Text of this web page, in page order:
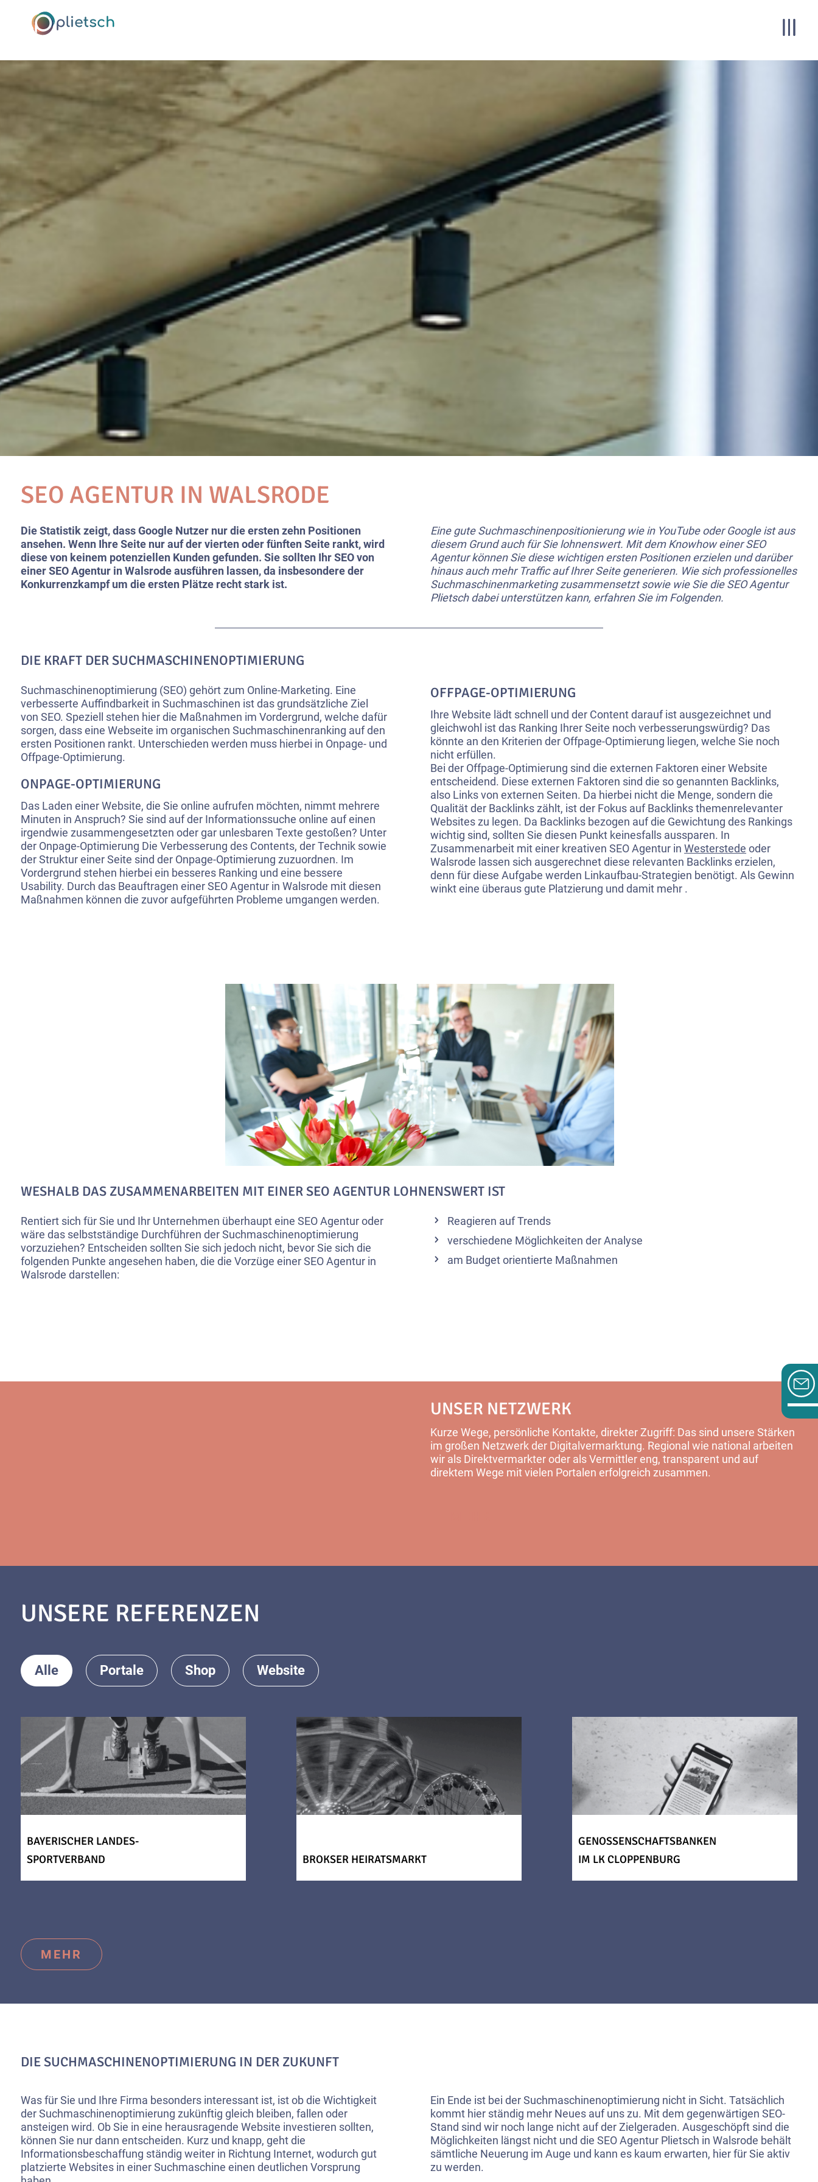
SEO AGENTUR IN WALSRODE
Die Statistik zeigt, dass Google Nutzer nur die ersten zehn Positionen
ansehen. Wenn Ihre Seite nur auf der vierten oder fünften Seite rankt, wird
diese von keinem potenziellen Kunden gefunden. Sie sollten Ihr SEO von
einer SEO Agentur in Walsrode ausführen lassen, da insbesondere der
Konkurrenzkampf um die ersten Plätze recht stark ist.
Eine gute Suchmaschinenpositionierung wie in YouTubeoder Google ist aus
diesem Grund auch für Sie lohnenswert. Mit dem Knowhow einer SEO
Agentur können Sie diese wichtigen ersten Positionen erzielen und darüber
hinaus auch mehr Traffic auf Ihrer Seite generieren. Wie sich professionelles
Suchmaschinenmarketing zusammensetzt sowie wie Sie die SEO Agentur
Plietsch dabei unterstützen kann, erfahren Sie im Folgenden.
DIE KRAFT DER SUCHMASCHINENOPTIMIERUNG
Suchmaschinenoptimierung (SEO) gehört zum Online-Marketing. Eine
verbesserte Auffindbarkeit in Suchmaschinen ist das grundsätzliche Ziel
von SEO. Speziell stehen hier die Maßnahmen im Vordergrund, welche dafür
sorgen, dass eine Webseite im organischen Suchmaschinenranking auf den
ersten Positionen rankt. Unterschieden werden muss hierbei in Onpage- und
Offpage-Optimierung.
ONPAGE-OPTIMIERUNG
Das Laden einer Website, die Sie online aufrufen möchten, nimmt mehrere
Minuten in Anspruch? Sie sind auf der Informationssuche online auf einen
irgendwie zusammengesetzten oder gar unlesbaren Texte gestoßen? Unter
der Onpage-Optimierung Die Verbesserung des Contents, der Technik sowie
der Struktur einer Seite sind der Onpage-Optimierung zuzuordnen. Im
Vordergrund stehen hierbei ein besseres Ranking und eine bessere
Usability. Durch das Beauftragen einer SEO Agentur in Walsrode mit diesen
Maßnahmen können die zuvor aufgeführten Probleme umgangen werden.
OFFPAGE-OPTIMIERUNG
Ihre Website lädt schnell und der Content darauf ist ausgezeichnet und
gleichwohl ist das Ranking Ihrer Seite noch verbesserungswürdig? Das
könnte an den Kriterien der Offpage-Optimierung liegen, welche Sie noch
nicht erfüllen.
Bei der Offpage-Optimierung sind die externen Faktoren einer Website
entscheidend. Diese externen Faktoren sind die so genannten Backlinks,
also Links von externen Seiten. Da hierbei nicht die Menge, sondern die
Qualität der Backlinks zählt, ist der Fokus auf Backlinks themenrelevanter
Websites zu legen. Da Backlinks bezogen auf die Gewichtung des Rankings
wichtig sind, sollten Sie diesen Punkt keinesfalls aussparen. In
Zusammenarbeit mit einer kreativen SEO Agentur inWesterstede oder
Walsrode lassen sich ausgerechnet diese relevanten Backlinks erzielen,
denn für diese Aufgabe werden Linkaufbau-Strategien benötigt. Als Gewinn
winkt eine überaus gute Platzierung und damit mehr .
WESHALB DAS ZUSAMMENARBEITEN MIT EINER SEO AGENTUR LOHNENSWERT IST
Rentiert sich für Sie und Ihr Unternehmen überhaupt eine SEO Agentur oder
wäre das selbstständige Durchführen der Suchmaschinenoptimierung
vorzuziehen? Entscheiden sollten Sie sich jedoch nicht, bevor Sie sich die
folgenden Punkte angesehen haben, die die Vorzüge einer SEO Agentur in
Walsrode darstellen:
Reagieren auf Trends
verschiedene Möglichkeiten der Analyse
am Budget orientierte Maßnahmen
UNSER NETZWERK
Kurze Wege, persönliche Kontakte, direkter Zugriff: Das sind unsere Stärken
im großen Netzwerk der Digitalvermarktung. Regional wie national arbeiten
wir als Direktvermarkter oder als Vermittler eng, transparent und auf
direktem Wege mit vielen Portalen erfolgreich zusammen.
UNSERE REFERENZEN
Alle Portale Shop Website
BAYERISCHER LANDES-
SPORTVERBAND
BROKSER HEIRATSMARKT
GENOSSENSCHAFTSBANKEN
IM LK CLOPPENBURG
MEHR
DIE SUCHMASCHINENOPTIMIERUNG IN DER ZUKUNFT
Was für Sie und Ihre Firma besonders interessant ist, ist ob die Wichtigkeit
der Suchmaschinenoptimierung zukünftig gleich bleiben, fallen oder
ansteigen wird. Ob Sie in eine herausragende Website investieren sollten,
können Sie nur dann entscheiden. Kurz und knapp, geht die
Informationsbeschaffung ständig weiter in Richtung Internet, wodurch gut
platzierte Websites in einer Suchmaschine einen deutlichen Vorsprung
Ein Ende ist bei der Suchmaschinenoptimierung nicht in Sicht. Tatsächlich
kommt hier ständig mehr Neues auf uns zu. Mit dem gegenwärtigen SEO-
Stand sind wir noch lange nicht auf der Zielgeraden. Ausgeschöpft sind die
Möglichkeiten längst nicht und die SEO Agentur Plietsch in Walsrode behält
sämtliche Neuerung im Auge und kann es kaum erwarten, hier für Sie aktiv
zu werden.